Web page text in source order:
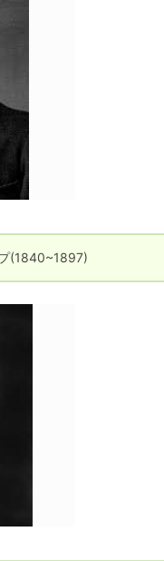
(1840~1897)